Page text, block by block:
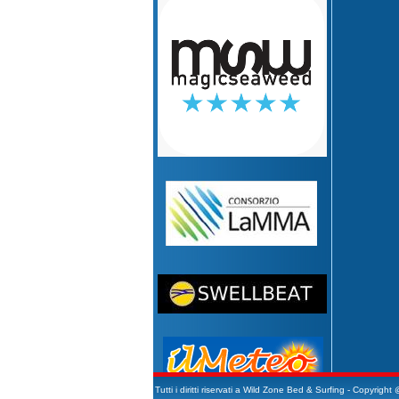
Tutti i diritti riservati a Wild Zone Bed & Surfing - Copyright